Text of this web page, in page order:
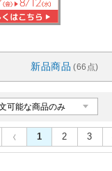
新品商品 (66点)
1 2 3